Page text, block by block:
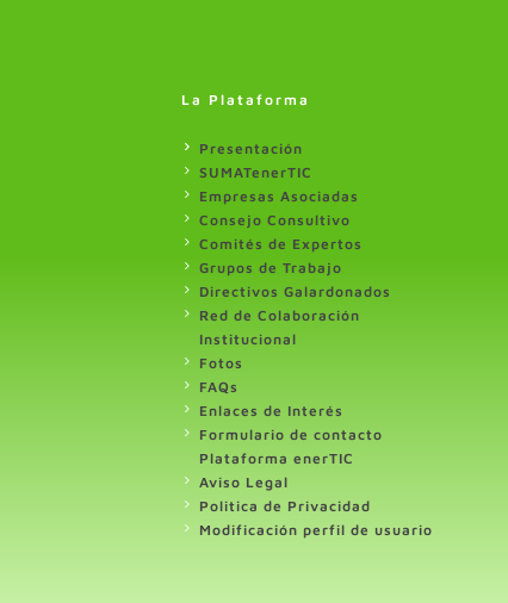
La Plataforma
Presentación
SUMATenerTIC
Empresas Asociadas
Consejo Consultivo
Comités de Expertos
Grupos de Trabajo
Directivos Galardonados
Red de Colaboración
Institucional
Fotos
FAQs
Enlaces de Interés
Formulario de contacto
Plataforma enerTIC
Aviso Legal
Politica de Privacidad
Modificación perfil de usuario